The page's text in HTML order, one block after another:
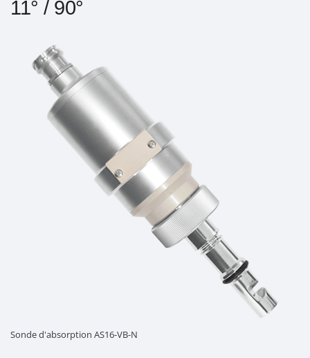
11° / 90°
Sonde d'absorption AS16-VB-N